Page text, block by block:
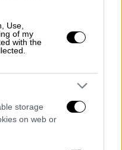
Use,
of my
with the
storage
on web or
να απαντήσει στα
όμως η κεφαλιά